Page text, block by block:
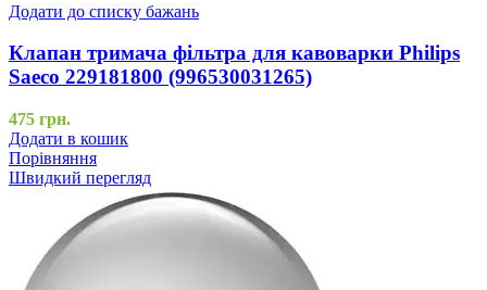
Додати до списку бажань
Клапан тримача фільтра для кавоварки Philips
Saeco 229181800 (996530031265)
475 грн.
Додати в кошик
Порівняння
Швидкий перегляд